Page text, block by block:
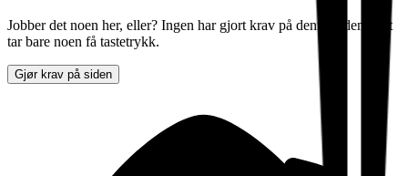
Jobber det noen her, eller? Ingen har gjort krav på denne siden. Det
tar bare noen få tastetrykk.
Gjør krav på siden